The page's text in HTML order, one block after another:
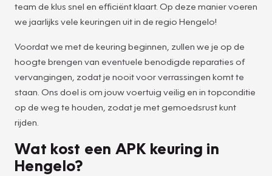
team de klus snel en efficiënt klaart. Op deze manier voeren
we jaarlijks vele keuringen uit in de regio Hengelo!
Voordat we met de keuring beginnen, zullen we je op de
hoogte brengen van eventuele benodigde reparaties of
vervangingen, zodat je nooit voor verrassingen komt te
staan. Ons doel is om jouw voertuig veilig en in topconditie
op de weg te houden, zodat je met gemoedsrust kunt
rijden.
Wat kost een APK keuring in
Hengelo?